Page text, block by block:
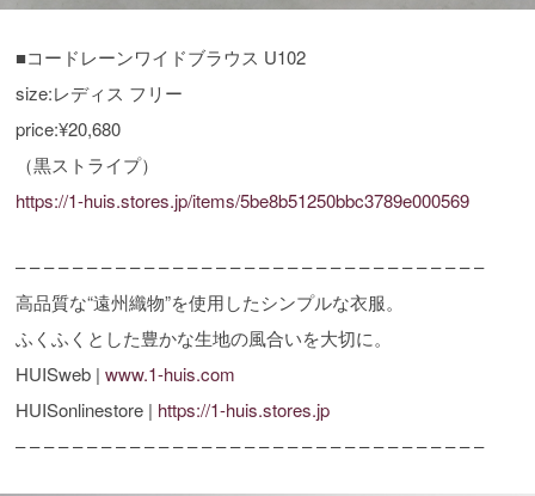
■コードレーンワイドブラウス U102
size:レディス フリー
price:¥20,680
（黒ストライプ）
https://1-huis.stores.jp/items/5be8b51250bbc3789e000569
– – – – – – – – – – – – – – – – – – – – – – – – – – – – – – – – –
高品質な“遠州織物”を使用したシンプルな衣服。
ふくふくとした豊かな生地の風合いを大切に。
HUISweb |www.1-huis.com
HUISonlinestore | https://1-huis.stores.jp
– – – – – – – – – – – – – – – – – – – – – – – – – – – – – – – – –